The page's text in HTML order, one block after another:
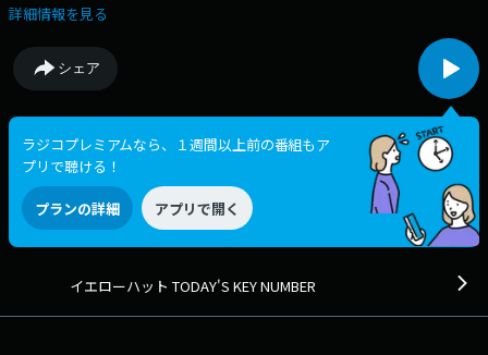
詳細情報を見る
シェア
ラジコプレミアムなら、１週間以上前の番組もア
プリで聴ける！
プランの詳細 アプリで開く
イエローハット TODAY'S KEY NUMBER